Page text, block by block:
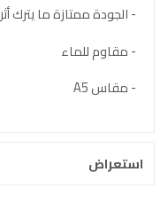
- الجودة ممتازة ما يترك أثر
- مقاوم للماء
- مقاس A5
استعراض